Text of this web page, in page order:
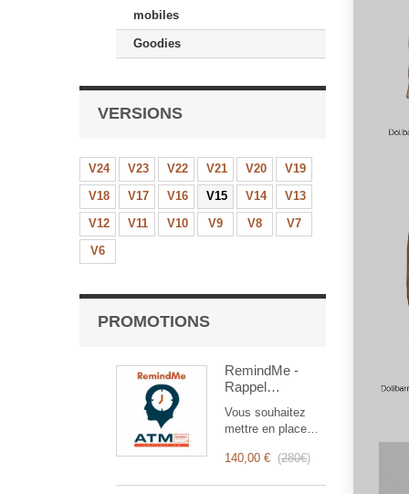
mobiles
Goodies
VERSIONS
V24 V23 V22 V21 V20
V19
V18
V17 V16 V15 V14
V13
V12
V11 V10 V9 V8
V7
V6
PROMOTIONS
RemindMe -
Rappel
(mail,
événement,
notification)
Vous souhaitez
mettre en place
automatiques ?
140,00 € (280€)